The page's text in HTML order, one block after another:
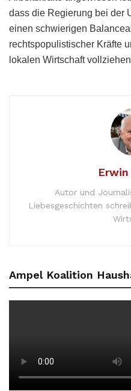
dass die Regierung bei der
einen schwierigen
rechtspopulistischer Kräfte
lokalen Wirtschaft
Autor und
Liebesgeschichten
Ampel Koalition